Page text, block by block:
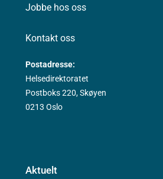
Jobbe hos oss
Kontakt oss
Postadresse:
Helsedirektoratet
Postboks 220, Skøyen
0213 Oslo
Aktuelt